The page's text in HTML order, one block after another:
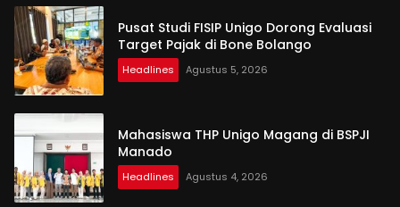
Pusat Studi FISIP Unigo Dorong Evaluasi
Target Pajak di Bone Bolango
Headlines Agustus 5, 2026
Mahasiswa THP Unigo Magang di BSPJI
Manado
Headlines Agustus 4, 2026